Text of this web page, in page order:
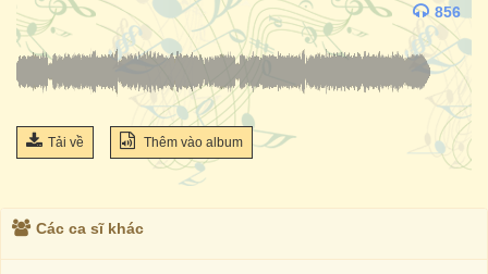
856
Tải về Thêm vào album
Các ca sĩ khác